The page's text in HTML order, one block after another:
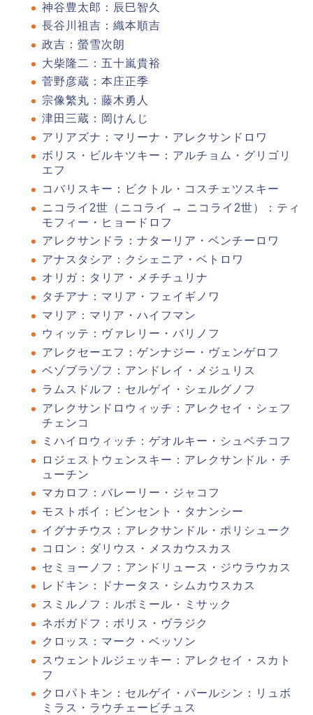
神谷豊太郎：辰巳智久
長谷川祖吉：織本順吉
政吉：螢雪次朗
大柴隆二：五十嵐貴裕
菅野彦蔵：本庄正季
宗像繁丸：藤木勇人
津田三蔵：岡けんじ
アリアズナ：マリーナ・アレクサンドロワ
ボリス・ビルキツキー：アルチョム・グリゴリ
エフ
コバリスキー：ビクトル・コスチェツスキー
ニコライ2世（ニコライ → ニコライ2世）：ティ
モフィー・ヒョードロフ
アレクサンドラ：ナターリア・ベンチーロワ
アナスタシア：クシェニア・ベトロワ
オリガ：タリア・メチチュリナ
タチアナ：マリア・フェイギノワ
マリア：マリア・ハイフマン
ウィッテ：ヴァレリー・バリノフ
アレクセーエフ：ゲンナジー・ヴェンゲロフ
ベゾブラゾフ：アンドレイ・メジュリス
ラムスドルフ：セルゲイ・シェルグノフ
アレクサンドロウィッチ：アレクセイ・シェフ
チェンコ
ミハイロウィッチ：ゲオルキー・シュベチコフ
ロジェストウェンスキー：アレクサンドル・チ
ューチン
マカロフ：バレーリー・ジャコフ
モストボイ：ビンセント・タナンシー
イグナチウス：アレクサンドル・ポリシューク
コロン：ダリウス・メスカウスカス
セミョーノフ：アンドリュース・ジウラウカス
レドキン：ドナータス・シムカウスカス
スミルノフ：ルボミール・ミサック
ネボガドフ：ボリス・ヴラジク
クロッス：マーク・ベッソン
スウェントルジェッキー：アレクセイ・スカト
フ
クロパトキン：セルゲイ・パールシン：リュボ
ミラス・ラウチェービチュス